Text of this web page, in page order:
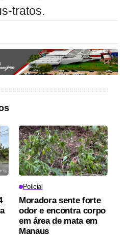
tratos.
Policial
Moradora sente forte
odor e encontra corpo
em área de mata em
Manaus